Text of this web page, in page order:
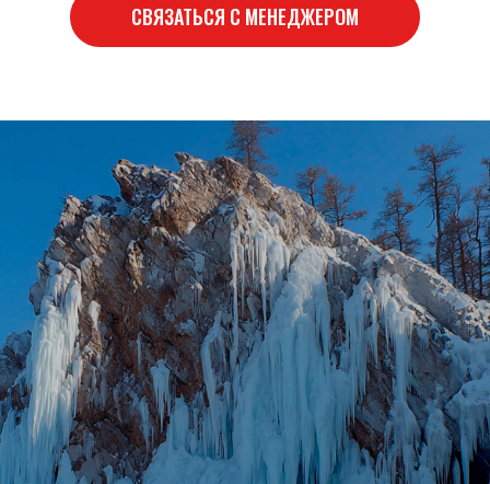
СВЯЗАТЬСЯ С МЕНЕДЖЕРОМ